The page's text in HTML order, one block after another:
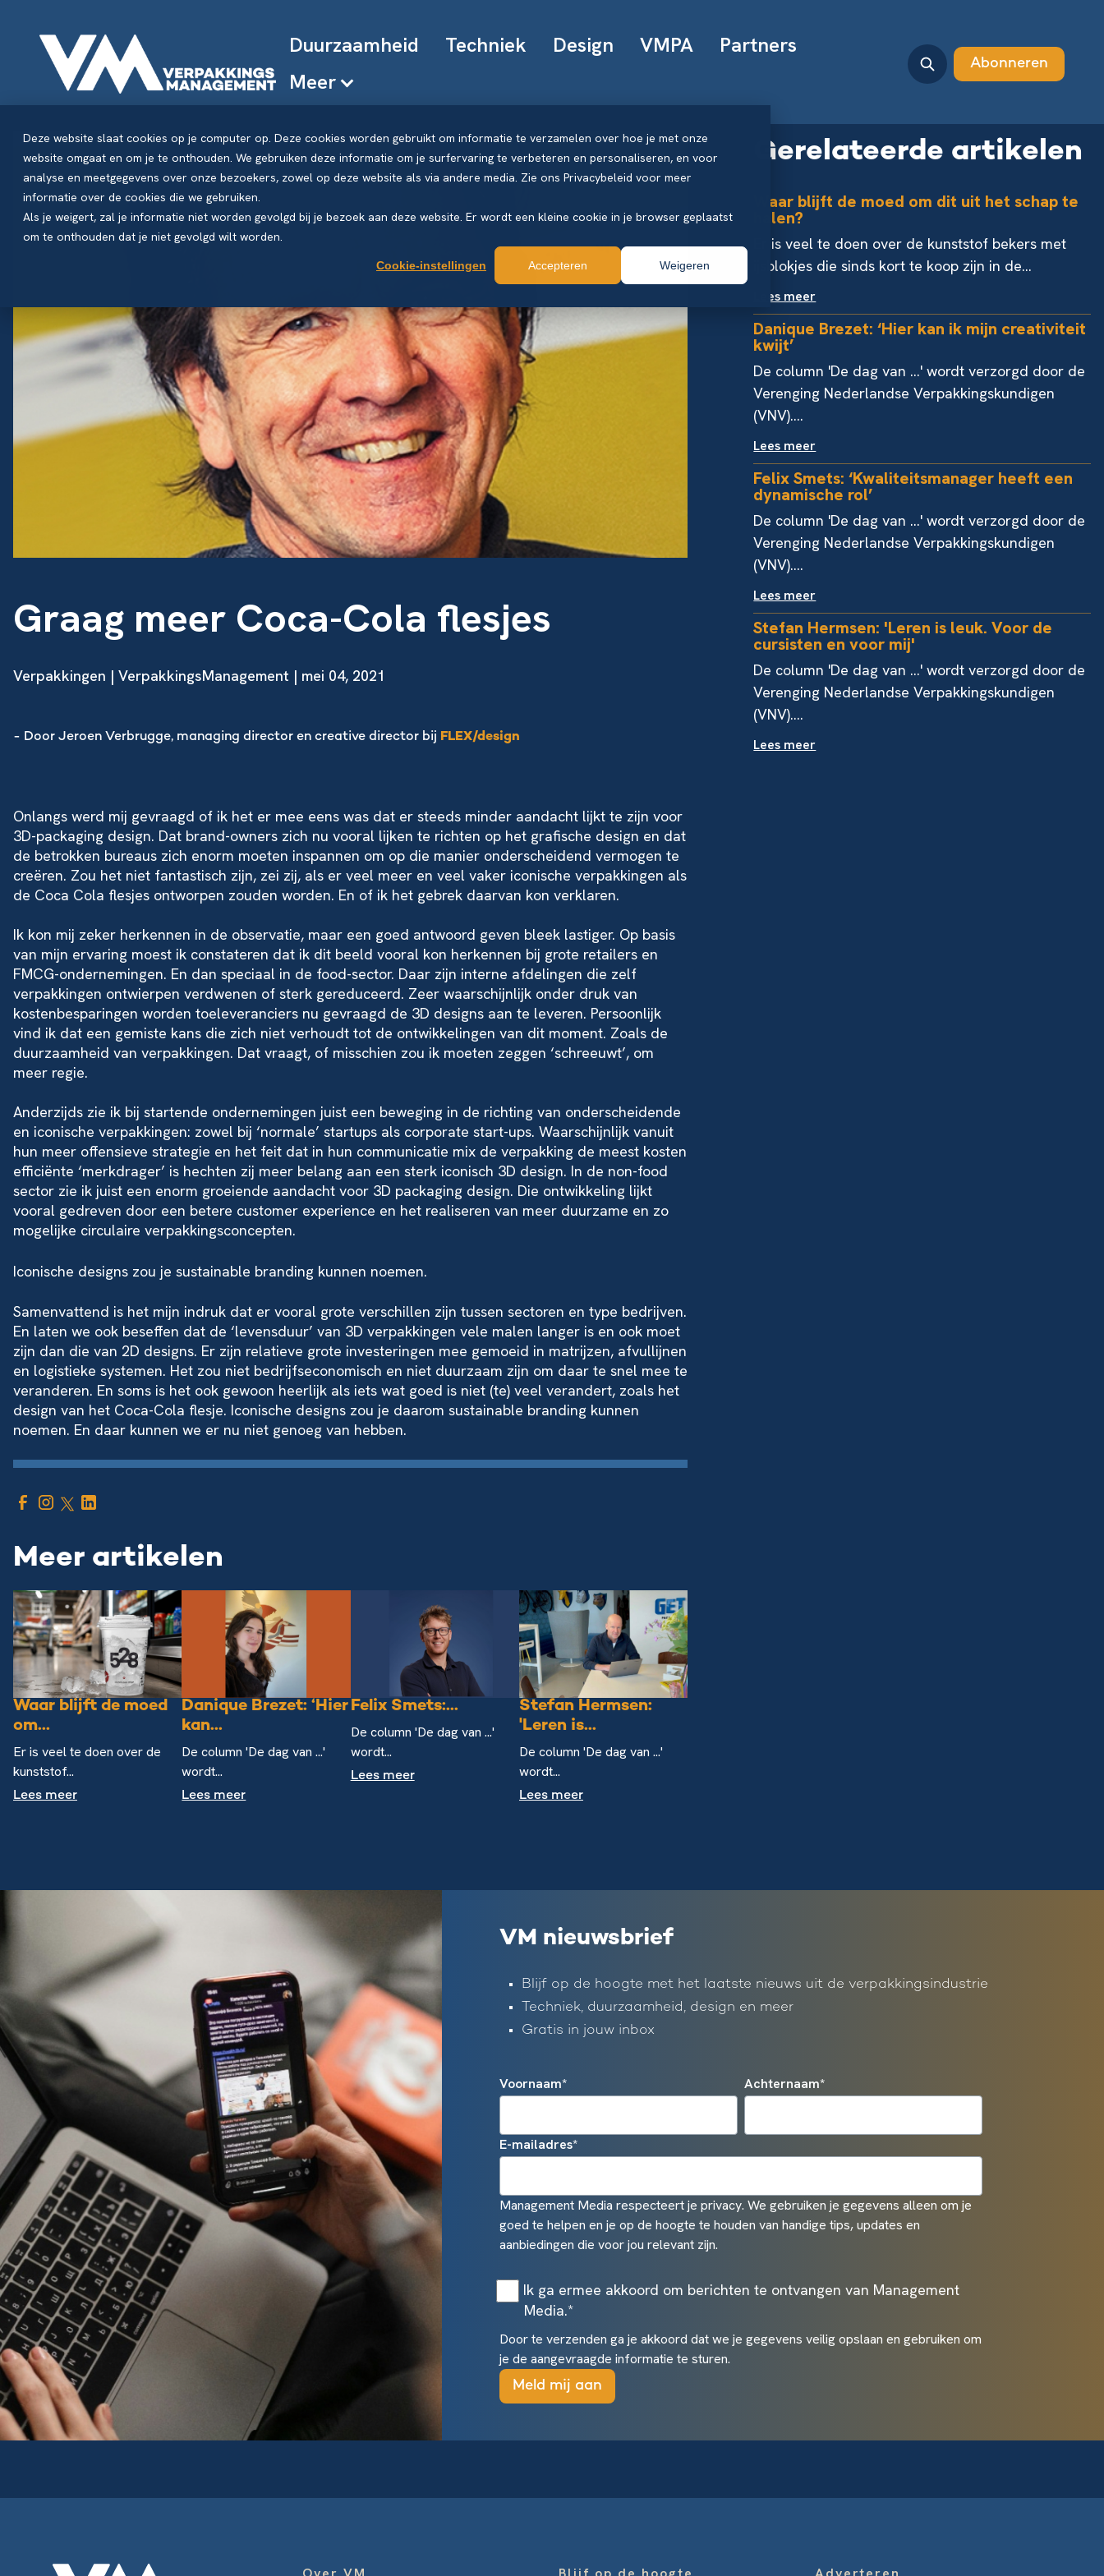
Deze website slaat cookies op je computer op. Deze cookies worden gebruikt om informatie te verzamelen over hoe je met onze
website omgaat en om je te onthouden. We gebruiken deze informatie om je surfervaring te verbeteren en personaliseren, en voor
analyse en meetgegevens over onze bezoekers, zowel op deze website als via andere media. Zie ons Privacybeleid voor meer
informatie over de cookies die we gebruiken.
Als je weigert, zal je informatie niet worden gevolgd bij je bezoek aan deze website. Er wordt een kleine cookie in je browser geplaatst
om te onthouden dat je niet gevolgd wilt worden.
Cookie-instellingen Accepteren Weigeren
Duurzaamheid Techniek Design VMPA
Partners
Meer
Abonneren
Graag meer Coca-Cola flesjes
Verpakkingen | VerpakkingsManagement | mei 04, 2021
- Door Jeroen Verbrugge, managing director en creative director bij FLEX/design
Onlangs werd mij gevraagd of ik het er mee eens was dat er steeds minder aandacht lijkt te zijn voor
3D-packaging design. Dat brand-owners zich nu vooral lijken te richten op het grafische design en dat
de betrokken bureaus zich enorm moeten inspannen om op die manier onderscheidend vermogen te
creëren. Zou het niet fantastisch zijn, zei zij, als er veel meer en veel vaker iconische verpakkingen als
de Coca Cola flesjes ontworpen zouden worden. En of ik het gebrek daarvan kon verklaren.
Ik kon mij zeker herkennen in de observatie, maar een goed antwoord geven bleek lastiger. Op basis
van mijn ervaring moest ik constateren dat ik dit beeld vooral kon herkennen bij grote retailers en
FMCG-ondernemingen. En dan speciaal in de food-sector. Daar zijn interne afdelingen die zelf
verpakkingen ontwierpen verdwenen of sterk gereduceerd. Zeer waarschijnlijk onder druk van
kostenbesparingen worden toeleveranciers nu gevraagd de 3D designs aan te leveren. Persoonlijk
vind ik dat een gemiste kans die zich niet verhoudt tot de ontwikkelingen van dit moment. Zoals de
duurzaamheid van verpakkingen. Dat vraagt, of misschien zou ik moeten zeggen ‘schreeuwt’, om
meer regie.
Anderzijds zie ik bij startende ondernemingen juist een beweging in de richting van onderscheidende
en iconische verpakkingen: zowel bij ‘normale’ startups als corporate start-ups. Waarschijnlijk vanuit
hun meer offensieve strategie en het feit dat in hun communicatie mix de verpakking de meest kosten
efficiënte ‘merkdrager’ is hechten zij meer belang aan een sterk iconisch 3D design. In de non-food
sector zie ik juist een enorm groeiende aandacht voor 3D packaging design. Die ontwikkeling lijkt
vooral gedreven door een betere customer experience en het realiseren van meer duurzame en zo
mogelijke circulaire verpakkingsconcepten.
Iconische designs zou je sustainable branding kunnen noemen.
Samenvattend is het mijn indruk dat er vooral grote verschillen zijn tussen sectoren en type bedrijven.
En laten we ook beseffen dat de ‘levensduur’ van 3D verpakkingen vele malen langer is en ook moet
zijn dan die van 2D designs. Er zijn relatieve grote investeringen mee gemoeid in matrijzen, afvullijnen
en logistieke systemen. Het zou niet bedrijfseconomisch en niet duurzaam zijn om daar te snel mee te
veranderen. En soms is het ook gewoon heerlijk als iets wat goed is niet (te) veel verandert, zoals het
design van het Coca-Cola flesje. Iconische designs zou je daarom sustainable branding kunnen
noemen. En daar kunnen we er nu niet genoeg van hebben.
Meer artikelen
Waar blijft de moed
om...
Er is veel te doen over de
kunststof...
Lees meer
Danique Brezet: ‘Hier
kan...
De column 'De dag van ...'
wordt...
Lees meer
Felix Smets:...
De column 'De dag van ...'
wordt...
Lees meer
Stefan Hermsen:
'Leren is...
De column 'De dag van ...'
wordt...
Lees meer
Gerelateerde artikelen
Waar blijft de moed om dit uit het schap te
halen?
Er is veel te doen over de kunststof bekers met
ijsblokjes die sinds kort te koop zijn in de...
Lees meer
Danique Brezet: ‘Hier kan ik mijn creativiteit
kwijt’
De column 'De dag van ...' wordt verzorgd door de
Verenging Nederlandse Verpakkingskundigen
(VNV)....
Lees meer
Felix Smets: ‘Kwaliteitsmanager heeft een
dynamische rol’
De column 'De dag van ...' wordt verzorgd door de
Verenging Nederlandse Verpakkingskundigen
(VNV)....
Lees meer
Stefan Hermsen: 'Leren is leuk. Voor de
cursisten en voor mij'
De column 'De dag van ...' wordt verzorgd door de
Verenging Nederlandse Verpakkingskundigen
(VNV)....
Lees meer
VM nieuwsbrief
Blijf op de hoogte met het laatste nieuws uit de verpakkingsindustrie
Techniek, duurzaamheid, design en meer
Gratis in jouw inbox
Voornaam* Achternaam*
E-mailadres*
Management Media respecteert je privacy. We gebruiken je gegevens alleen om je
goed te helpen en je op de hoogte te houden van handige tips, updates en
aanbiedingen die voor jou relevant zijn.
Ik ga ermee akkoord om berichten te ontvangen van Management
Media.*
Door te verzenden ga je akkoord dat we je gegevens veilig opslaan en gebruiken om
je de aangevraagde informatie te sturen.